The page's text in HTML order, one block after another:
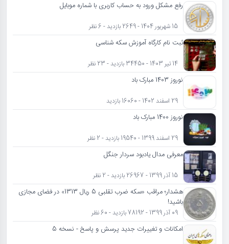
رفع مشکل ورود به حساب کاربری با شماره موبایل
15 شهریور 1404 - 2649 بازدید - 6 نظر
ثبت نام کارگاه آموزش سکه شناسی
14 تیر 1403 - 34450 بازدید - 23 نظر
نوروز 1403 مبارک باد
29 اسفند 1402 - 16060 بازدید
نوروز 1400 مبارک باد
29 اسفند 1399 - 19540 بازدید - 2 نظر
معرفی مدال یادبود سردار جنگل
15 آذر 1399 - 26967 بازدید - 2 نظر
هشدار؛ مراقب «سکه ضرب تقلبی 5 ریال 1313» در فضای مجازی
باشید!
09 آذر 1399 - 78192 بازدید - 60 نظر
امکانات و تغییرات جدید پرسش و پاسخ - نسخه 5